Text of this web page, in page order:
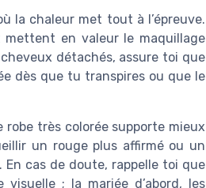
la chaleur met tout à l’épreuve.
en valeur le maquillage
détachés, assure toi que
dès que tu transpires ou que le
très colorée supporte mieux
un rouge plus affirmé ou un
En cas de doute, rappelle toi que
; la mariée d’abord, les